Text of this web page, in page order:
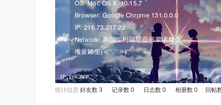
统计信息 好友数 3 记录数 0 日志数 0 相册数 0 回帖